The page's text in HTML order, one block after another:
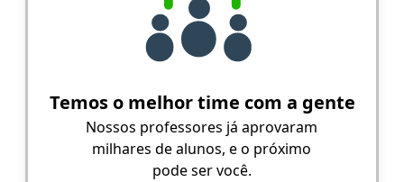
Temos o melhor time com a gente
Nossos professores já aprovaram
milhares de alunos, e o próximo
pode ser você.